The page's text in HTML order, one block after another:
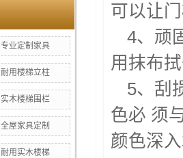
专业定制家具
耐用楼梯立柱
实木楼梯围栏
全屋家具定制
耐用实木楼梯
可以让
4、顽
用抹布
5、刮
色必 须
颜色深